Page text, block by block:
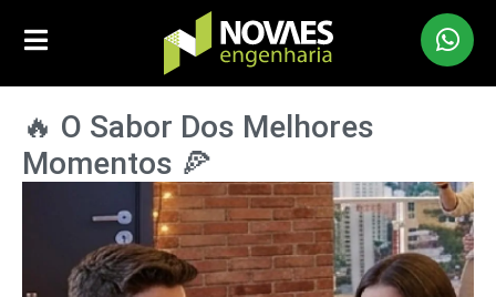
🔥 O Sabor Dos Melhores
Momentos 🍕